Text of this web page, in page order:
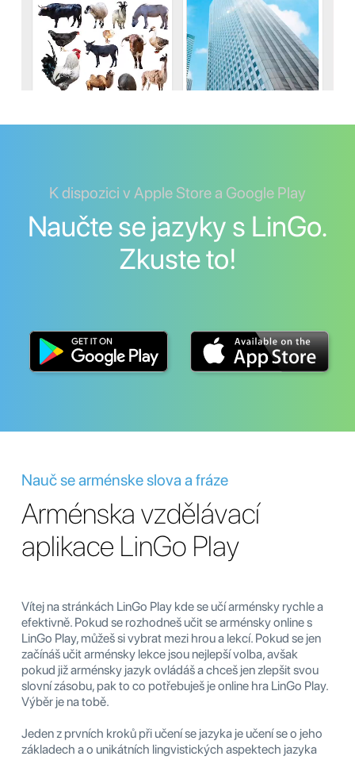
K dispozici v Apple Store a Google Play
Naučte se jazyky s LinGo.
Zkuste to!
Nauč se arménske slova a fráze
Arménska vzdělávací
aplikace LinGo Play
Vítej na stránkách LinGo Play kde se učí arménsky rychle a
efektivně. Pokud se rozhodneš učit se arménsky online s
LinGo Play, můžeš si vybrat mezi hrou a lekcí. Pokud se jen
začínáš učit arménsky lekce jsou nejlepší volba, avšak
pokud již arménsky jazyk ovládáš a chceš jen zlepšit svou
slovní zásobu, pak to co potřebuješ je online hra LinGo Play.
Výběr je na tobě.
Jeden z prvních kroků při učení se jazyka je učení se o jeho
základech a o unikátních lingvistických aspektech jazyka